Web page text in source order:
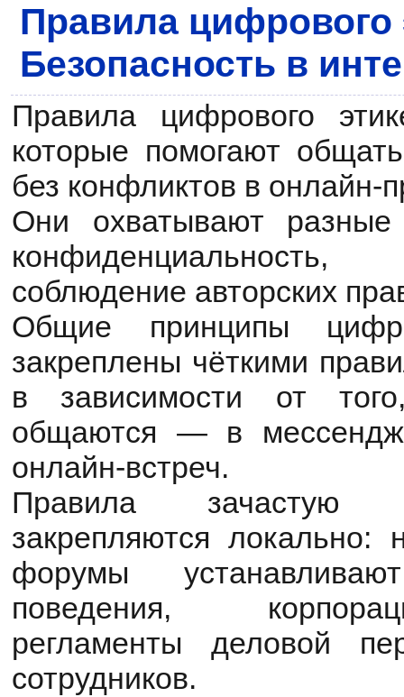
Правила цифрового
Безопасность в
Правила цифрового
которые помогают
без конфликтов в онлайн-
Они охватывают
соблюдение авторских
Общие принципы
закреплены чёткими
в зависимости от
общаются — в
онлайн-встреч.
Правила зачастую
закрепляются локально:
форумы
поведения,
регламенты деловой
сотрудников.